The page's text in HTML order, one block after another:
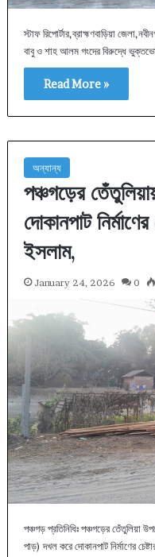
স্টাফ রিপোর্টার,ব্রাহ্মণবাড়িয়া
বাবু ও শাহ আলম গংদের বিরুদ্ধে
Read More »
অন্যান্য
পঞ্চগড়ের
দোকানপাট
ইসলাম,
January 24, 2026 0
পঞ্চগড় প্রতিনিধিঃ পঞ্চগড়ের তেঁতুলিয়া
পাড়) দখল করে দোকানপাট নির্মাণের